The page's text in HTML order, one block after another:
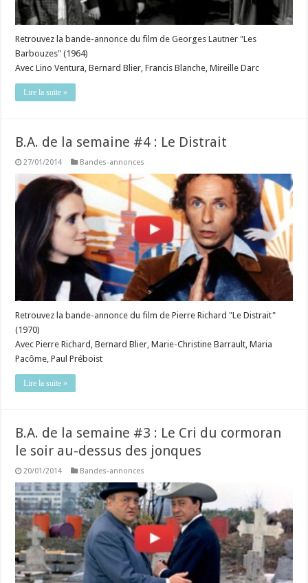
Retrouvez la bande-annonce du film de Georges Lautner "Les
Barbouzes" (1964)
Avec Lino Ventura, Bernard Blier, Francis Blanche, Mireille Darc
Lire la suite »
B.A. de la semaine #4 : Le Distrait
27/01/2014 Bandes-annonces
Retrouvez la bande-annonce du film de Pierre Richard "Le Distrait"
(1970)
Avec Pierre Richard, Bernard Blier, Marie-Christine Barrault, Maria
Pacôme, Paul Préboist
Lire la suite »
B.A. de la semaine #3 : Le Cri du cormoran
le soir au-dessus des jonques
20/01/2014 Bandes-annonces